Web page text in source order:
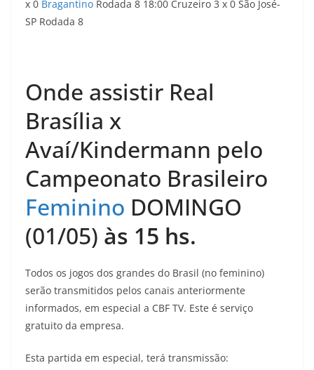
x 0 Bragantino Rodada 8 18:00 Cruzeiro 3 x 0 São José-
SP Rodada 8
Onde assistir Real
Brasília x
Avaí/Kindermann pelo
Campeonato Brasileiro
Feminino DOMINGO
(01/05) às 15 hs.
Todos os jogos dos grandes do Brasil (no feminino)
serão transmitidos pelos canais anteriormente
informados, em especial a CBF TV. Este é serviço
gratuito da empresa.
Esta partida em especial, terá transmissão: